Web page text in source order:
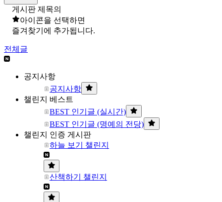
게시판 제목의
아이콘을 선택하면
즐겨찾기에 추가됩니다.
전체글
공지사항
공지사항
챌린지 베스트
BEST 인기글 (실시간)
BEST 인기글 (명예의 전당)
챌린지 인증 게시판
하늘 보기 챌린지
산책하기 챌린지